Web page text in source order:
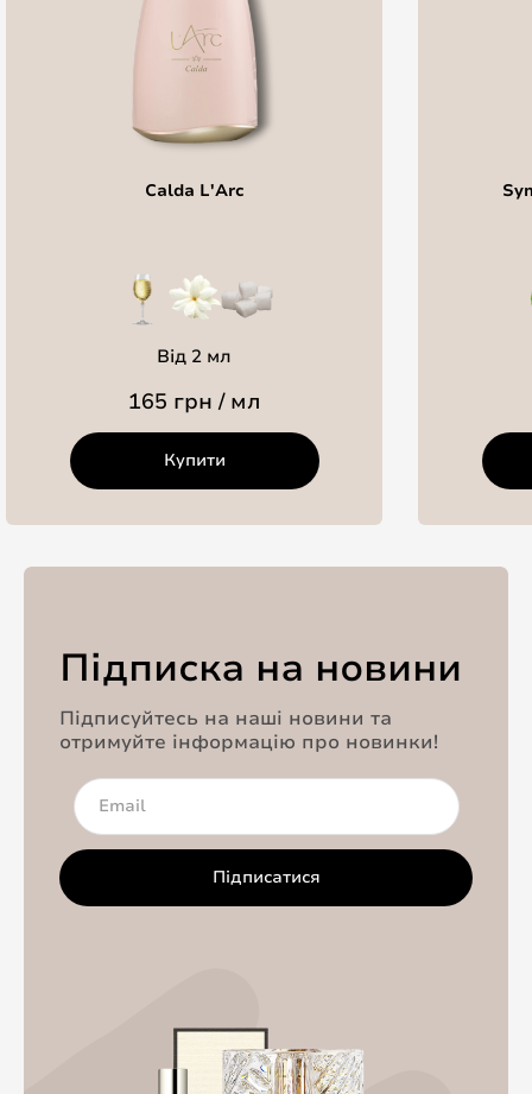
Calda L'Arc
Від 2 мл
165 грн / мл
Купити
Підписка на новини
Підписуйтесь на наші новини та
отримуйте інформацію про новинки!
Підписатися